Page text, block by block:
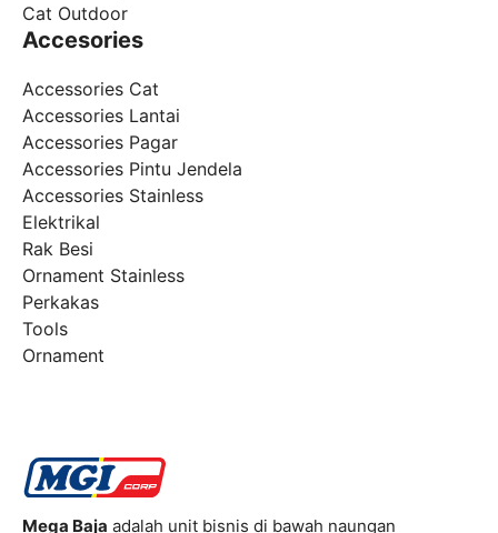
Cat Outdoor
Accesories
Accessories Cat
Accessories Lantai
Accessories Pagar
Accessories Pintu Jendela
Accessories Stainless
Elektrikal
Rak Besi
Ornament Stainless
Perkakas
Tools
Ornament
Mega Baja adalah unit bisnis di bawah naungan